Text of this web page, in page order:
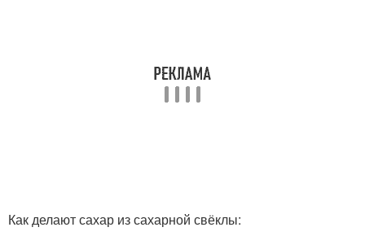
Как делают сахар из сахарной свёклы: